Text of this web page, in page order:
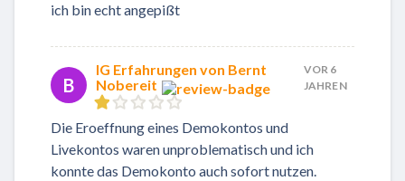
ich bin echt angepißt
B
IG Erfahrungen von Bernt
Nobereit
VOR 6
JAHREN
Die Eroeffnung eines Demokontos und
Livekontos waren unproblematisch und ich
konnte das Demokonto auch sofort nutzen.